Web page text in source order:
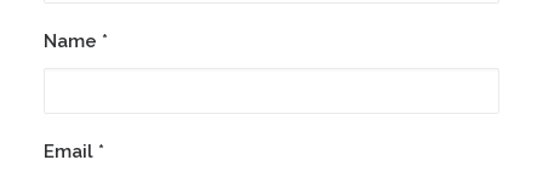
Name *
Email *